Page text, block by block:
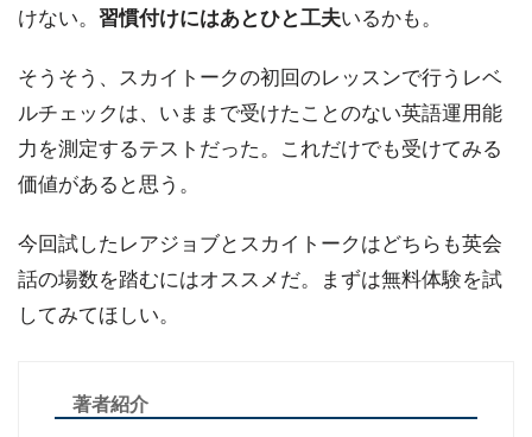
けない。 習慣付けにはあとひと工夫いるかも。
そうそう、スカイトークの初回のレッスンで行うレベ
ルチェックは、いままで受けたことのない英語運用能
力を測定するテストだった。これだけでも受けてみる
価値があると思う。
今回試したレアジョブとスカイトークはどちらも英会
話の場数を踏むにはオススメだ。まずは無料体験を試
してみてほしい。
著者紹介